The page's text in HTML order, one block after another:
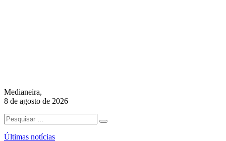
Medianeira,
8 de agosto de 2026
Últimas notícias